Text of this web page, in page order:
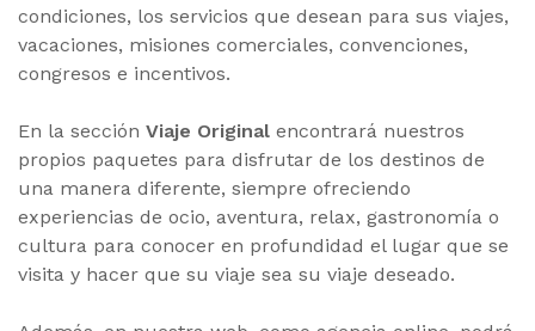
condiciones, los servicios que desean para sus viajes,
vacaciones, misiones comerciales, convenciones,
congresos e incentivos.
En la sección Viaje Original encontrará nuestros
propios paquetes para disfrutar de los destinos de
una manera diferente, siempre ofreciendo
experiencias de ocio, aventura, relax, gastronomía o
cultura para conocer en profundidad el lugar que se
visita y hacer que su viaje sea su viaje deseado.